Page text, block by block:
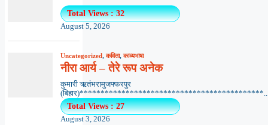
Total Views : 32
August 5, 2026
Uncategorized,कविता,काव्यभाषा
नीरा आर्य – तेरे रूप अनेक
कुमारी ऋतंभरामुजफ्फरपुर
Total Views : 27
August 3, 2026